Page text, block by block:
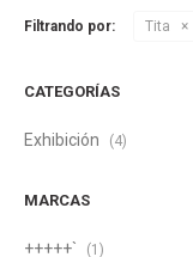
Filtrando por: Tita
CATEGORÍAS
Exhibición (4)
MARCAS
+++++` (1)